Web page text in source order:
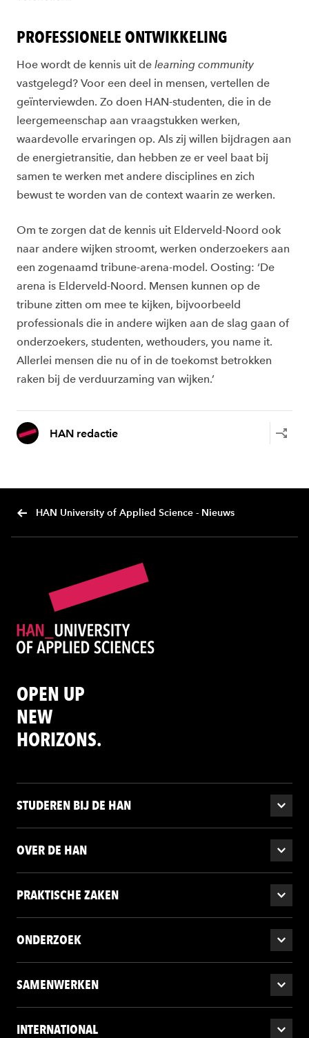
PROFESSIONELE ONTWIKKELING
Hoe wordt de kennis uit de learning community
vastgelegd? Voor een deel in mensen, vertellen de
geïnterviewden. Zo doen HAN-studenten, die in de
leergemeenschap aan vraagstukken werken,
waardevolle ervaringen op. Als zij willen bijdragen aan
de energietransitie, dan hebben ze er veel baat bij
samen te werken met andere disciplines en zich
bewust te worden van de context waarin ze werken.
Om te zorgen dat de kennis uit Elderveld-Noord ook
naar andere wijken stroomt, werken onderzoekers aan
een zogenaamd tribune-arena-model. Oosting: ‘De
arena is Elderveld-Noord. Mensen kunnen op de
tribune zitten om mee te kijken, bijvoorbeeld
professionals die in andere wijken aan de slag gaan of
onderzoekers, studenten, wethouders, you name it.
Allerlei mensen die nu of in de toekomst betrokken
raken bij de verduurzaming van wijken.’
HAN redactie
HAN University of Applied Science - Nieuws
OPEN UP
NEW
HORIZONS.
STUDEREN BIJ DE HAN
OVER DE HAN
PRAKTISCHE ZAKEN
ONDERZOEK
SAMENWERKEN
INTERNATIONAL